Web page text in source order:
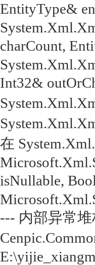
EntityType&
charCount,
Int32&
在
isNullable,
--- 内部异常